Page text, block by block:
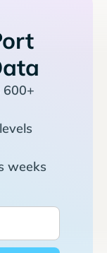
600+
weeks